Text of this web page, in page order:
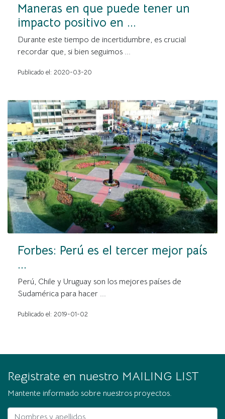
Maneras en que puede tener un
impacto positivo en ...
Durante este tiempo de incertidumbre, es crucial
recordar que, si bien seguimos ...
Publicado el: 2020-03-20
Forbes: Perú es el tercer mejor país
...
Perú, Chile y Uruguay son los mejores países de
Sudamérica para hacer ...
Publicado el: 2019-01-02
Registrate en nuestro MAILING LIST
Mantente informado sobre nuestros proyectos.
Nombres y apellidos